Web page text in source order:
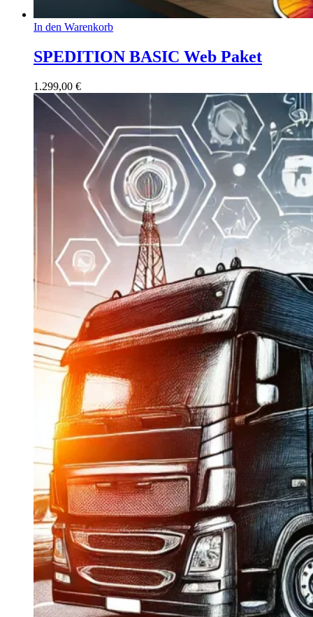
In den Warenkorb
SPEDITION BASIC Web Paket
1.299,00 €